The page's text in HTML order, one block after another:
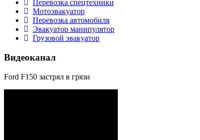
Перевозка спецтехники
Мотоэвакуатор
Перевозка автомобиля
Эвакуатор манипулятор
Грузовой эвакуатор
Видеоканал
Ford F150 застрял в грязи